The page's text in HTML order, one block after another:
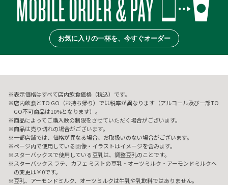
お気に入りの一杯を、今すぐオーダー
表示価格はすべて店内飲食価格（税込）です。
店内飲食とTO GO（お持ち帰り）では税率が異なります（アルコール及び一部TO
GO不可商品は10%となります）。
商品によってご購入数の制限をさせていただく場合がございます。
商品は売り切れの場合がございます。
一部店舗では、価格が異なる場合、お取扱いのない場合がございます。
ページ内で使用している画像・イラストはイメージを含みます。
スターバックスで使用している豆乳は、調整豆乳のことです。
スターバックス ラテ、カフェ ミストの豆乳・オーツミルク・アーモンドミルクへ
の変更は￥0です。
豆乳、アーモンドミルク、オーツミルクは牛乳や乳飲料ではありません。